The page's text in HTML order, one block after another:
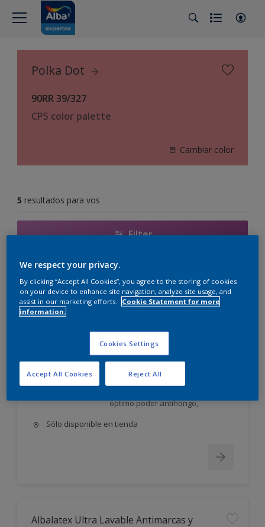
Polka Dot
90RR 39/327
CP5 color palette
Cambiar color
5 resultados para vos
Filter
Albalatex Extra Mate
Látex interior mate. Su exclusiva
mercado, utiliza la tecnología más
moderna en desarrollo y
elaboración de pinturas;
permite obtener un producto: Con
excelente poder cubriente,
óptimo poder antihongo,
Sólo disponible en tienda
Albalatex Ultra Lavable Antimarcas y
We respect your privacy.
By clicking “Accept All Cookies”, you agree to the storing of cookies
on your device to enhance site navigation, analyze site usage, and
assist in our marketing efforts. Cookie Statement for more
information.
Cookies Settings
Reject All
Accept All Cookies